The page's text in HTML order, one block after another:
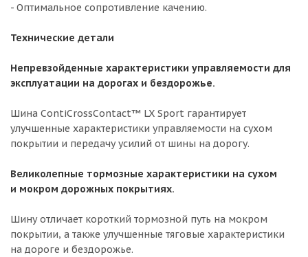
- Оптимальное сопротивление качению.
Технические детали
Непревзойденные характеристики управляемости для
эксплуатации на дорогах и бездорожье.
Шина ContiCrossContact™ LX Sport гарантирует
улучшенные характеристики управляемости на сухом
покрытии и передачу усилий от шины на дорогу.
Великолепные тормозные характеристики на сухом
и мокром дорожных покрытиях.
Шину отличает короткий тормозной путь на мокром
покрытии, а также улучшенные тяговые характеристики
на дороге и бездорожье.